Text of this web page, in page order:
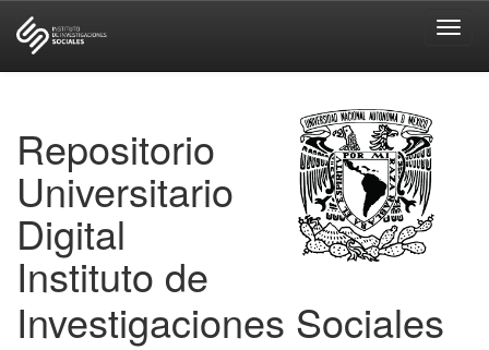
Repositorio
Universitario
Digital
Instituto de
Investigaciones Sociales